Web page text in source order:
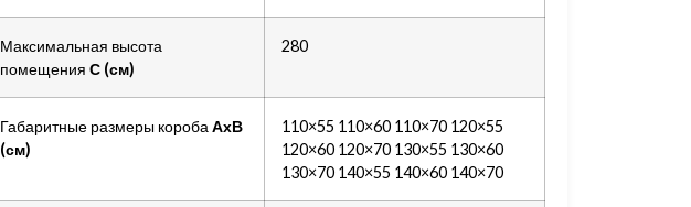
Максимальная высота
помещения С (см)
280
Габаритные размеры короба АхВ
(см)
110×55 110×60 110×70 120×55
120×60 120×70 130×55 130×60
130×70 140×55 140×60 140×70